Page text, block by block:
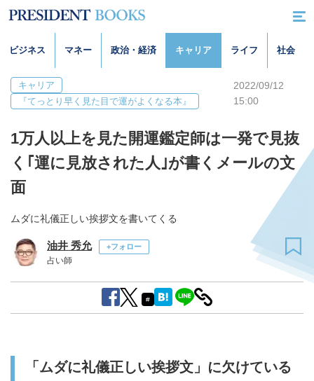
ビジネス マネー 政治・経済 キャリア ライフ 社会
キャリア
『てっとり早く見た目で運がよくなる本』
2022/09/12
15:00
1万人以上を見た開運鑑定師は一発で見抜
く｢運に見放された人｣が書くメールの文
面
ムダに礼儀正しい挨拶文を書いてくる
油井 秀允 +フォロー
占い師
#
「ムダに礼儀正しい挨拶文」に欠けている